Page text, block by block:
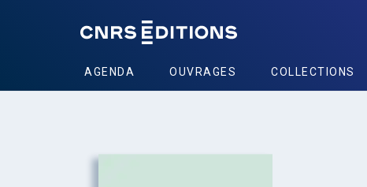
AGENDA OUVRAGES COLLECTIONS